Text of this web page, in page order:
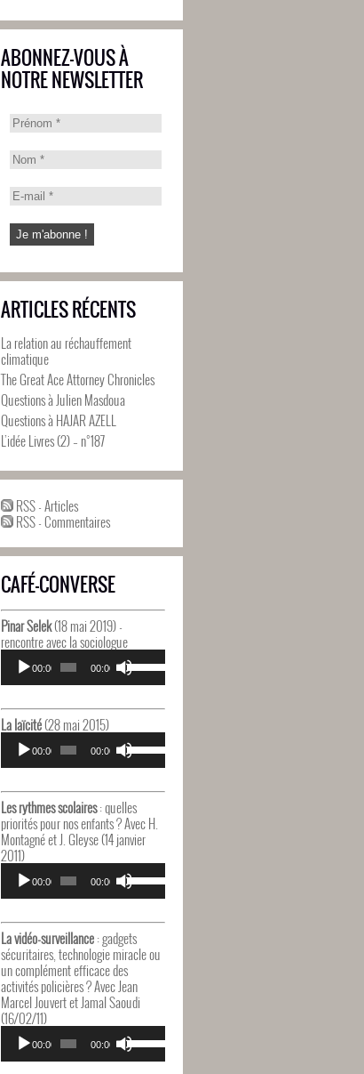
ABONNEZ-VOUS À
NOTRE NEWSLETTER
ARTICLES RÉCENTS
La relation au réchauffement
climatique
The Great Ace Attorney Chronicles
Questions à Julien Masdoua
Questions à HAJAR AZELL
L’idée Livres (2) – n°187
RSS - Articles
RSS - Commentaires
CAFÉ-CONVERSE
Pinar Selek(18 mai 2019) -
rencontre avec la sociologue
Lecteur
audio
00:00 00:00
Utilisez
les
flèches
augmenter
ou
diminuer
volume.
La laïcité(28 mai 2015)
Lecteur
audio
00:00 00:00
Utilisez
les
flèches
pour
augmenter
ou
le
volume.
Les rythmes scolaires: quelles
priorités pour nos enfants ? Avec H.
Montagné et J. Gleyse (14 janvier
2011)
Lecteur
audio
00:00 00:00
Utilisez
les
flèches
pour
augmenter
ou
diminuer
le
La vidéo-surveillance: gadgets
sécuritaires, technologie miracle ou
un complément efficace des
activités policières ? Avec Jean
Marcel Jouvert et Jamal Saoudi
(16/02/11)
Lecteur
audio
00:00 00:00
Utilisez
les
flèches